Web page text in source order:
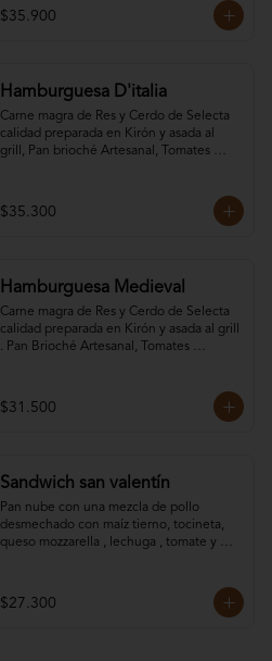
tocineta en salsa agridulce & Lechuga.,
acompañada de papas.
$35.900
Hamburguesa D'italia
Carne magra de Res y Cerdo de Selecta
calidad preparada en Kirón y asada al
grill, Pan brioché Artesanal, Tomates
base una deliciosa salsa Napolitana de la
casa. Acompañado de papas.
$35.300
Hamburguesa Medieval
Carne magra de Res y Cerdo de Selecta
calidad preparada en Kirón y asada al grill
. Pan Brioché Artesanal, Tomates
acompañada de papas
$31.500
Sandwich san valentín
Pan nube con una mezcla de pollo
desmechado con maíz tierno, tocineta,
queso mozzarella , lechuga , tomate y
$27.300